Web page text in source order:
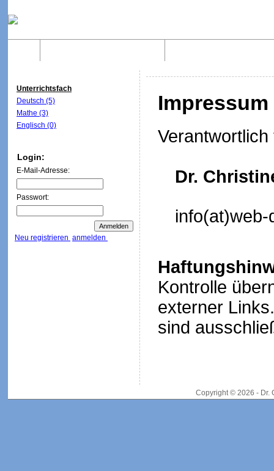
Unterrichtsfach
Deutsch (5)
Mathe (3)
Englisch (0)
Login:
E-Mail-Adresse:
Passwort:
Neu registrieren anmelden
Impressum
Dr.
Kontrolle
externer
sind
Copyright © 2026 - Dr.